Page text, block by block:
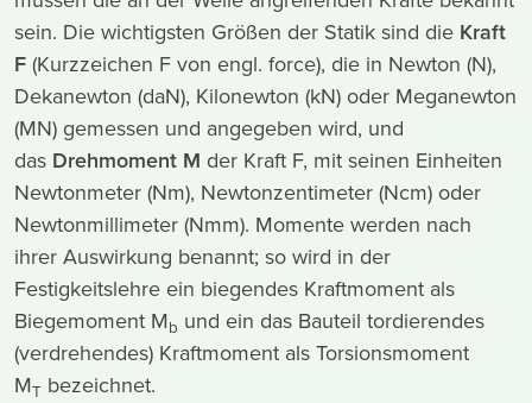
sein. Die wichtigsten Größen der Statik sind die Kraft
F (Kurzzeichen F von engl. force), die in Newton (N),
Dekanewton (daN), Kilonewton (kN) oder Meganewton
(MN) gemessen und angegeben wird, und
das Drehmoment M der Kraft F, mit seinen Einheiten
Newtonmeter (Nm), Newtonzentimeter (Ncm) oder
Newtonmillimeter (Nmm). Momente werden nach
ihrer Auswirkung benannt; so wird in der
Festigkeitslehre ein biegendes Kraftmoment als
Biegemoment Mb und ein das Bauteil tordierendes
(verdrehendes) Kraftmoment als Torsionsmoment
MT bezeichnet.